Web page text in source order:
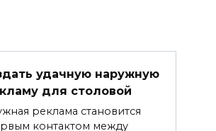
удачную наружную
для столовой
реклама становится
контактом между